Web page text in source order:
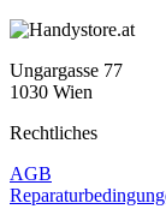
Ungargasse 77
1030 Wien
Rechtliches
AGB